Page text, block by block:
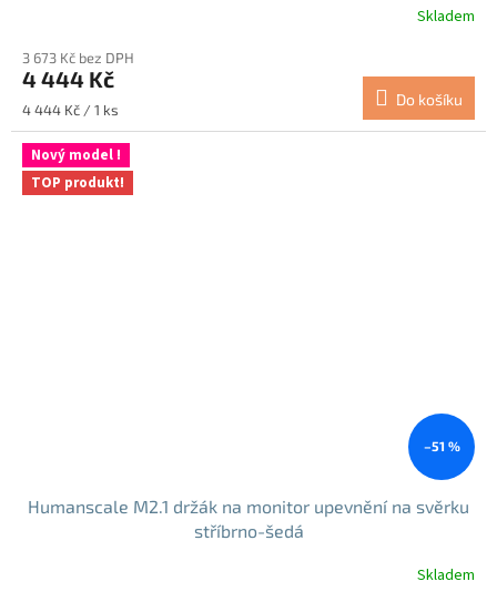
produktu
je
5,0
5
hvězdiček.
Skladem
3 673 Kč bez DPH
4 444 Kč
Měrná
cena:
4 444 Kč / 1 ks
Do košíku
Nový model !
TOP produkt!
–51 %
Humanscale M2.1 držák na monitor upevnění na svěrku
stříbrno-šedá
Skladem